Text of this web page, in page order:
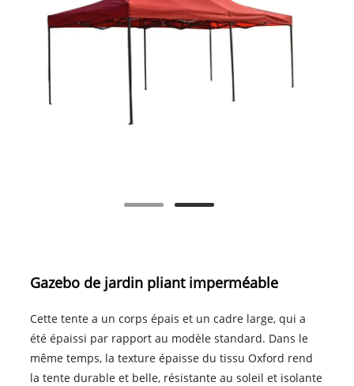
Gazebo de jardin pliant imperméable
Cette tente a un corps épais et un cadre large, qui a
été épaissi par rapport au modèle standard. Dans le
même temps, la texture épaisse du tissu Oxford rend
la tente durable et belle, résistante au soleil et isolante